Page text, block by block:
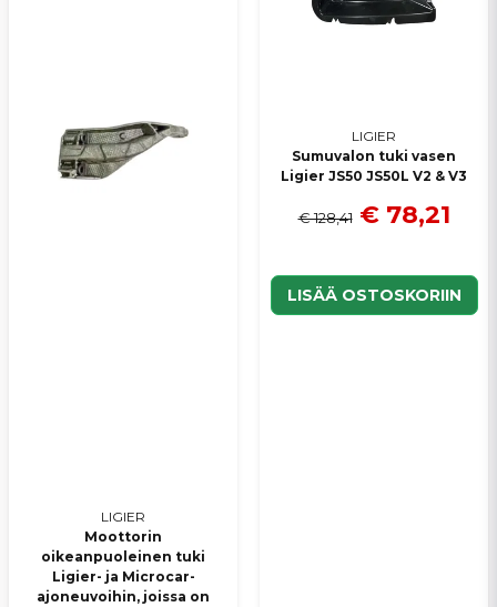
LIGIER
Moottorin
oikeanpuoleinen tuki
Ligier- ja Microcar-
ajoneuvoihin, joissa on
LIGIER
Sumuvalon tuki vasen
Ligier JS50 JS50L V2 & V3
€ 128,41 € 78,21
LISÄÄ OSTOSKORIIN